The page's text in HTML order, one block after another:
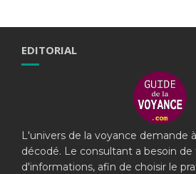
EDITORIAL
L'univers de la voyance demande
décodé. Le consultant a besoin
d'informations, afin de choisir le